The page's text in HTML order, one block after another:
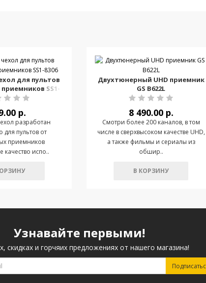
для пультов
SS1-
8306
р.
разработан
для пультов от
приемников
качество испо..
Двухтюнерный UHD приемник
GS B622L
8 490.00 р.
Смотри более 200 каналов, в том
числе в сверхвысоком качестве UHD,
а также фильмы и сериалы из
обшир..
В КОРЗИНУ
Узнавайте первыми!
скидках и горчяих предложениях от нашего магазина!